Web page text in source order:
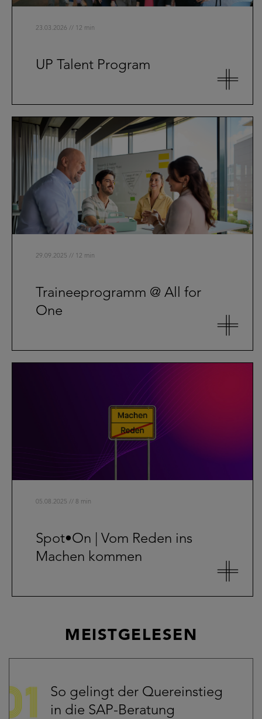
23.03.2026 // 12 min
UP Talent Program
29.09.2025 // 12 min
Traineeprogramm @ All for
One
05.08.2025 // 8 min
Spot•On | Vom Reden ins
Machen kommen
MEISTGELESEN
So gelingt der Quereinstieg
in die SAP-Beratung